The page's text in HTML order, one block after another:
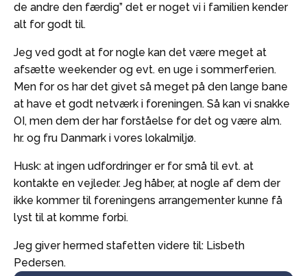
de andre den færdig” det er noget vi i familien kender
alt for godt til.
Jeg ved godt at for nogle kan det være meget at
afsætte weekender og evt. en uge i sommerferien.
Men for os har det givet så meget på den lange bane
at have et godt netværk i foreningen. Så kan vi snakke
OI, men dem der har forståelse for det og være alm.
hr. og fru Danmark i vores lokalmiljø.
Husk: at ingen udfordringer er for små til evt. at
kontakte en vejleder. Jeg håber, at nogle af dem der
ikke kommer til foreningens arrangementer kunne få
lyst til at komme forbi.
Jeg giver hermed stafetten videre til: Lisbeth
Pedersen.